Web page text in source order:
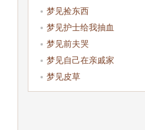
梦见捡东西
梦见护士给我抽血
梦见前夫哭
梦见自己在亲戚家
梦见皮草